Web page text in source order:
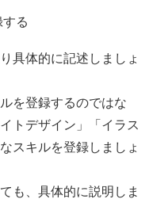
る
具体的に記述しましょ
を登録するのではな
トデザイン」「イラス
スキルを登録しましょ
も、具体的に説明しま